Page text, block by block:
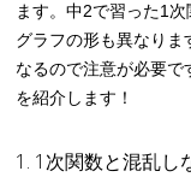
ます。中2で習った1
グラフの形も異なりま
なるので注意が必要
を紹介します！
1. 1次関数と混乱し